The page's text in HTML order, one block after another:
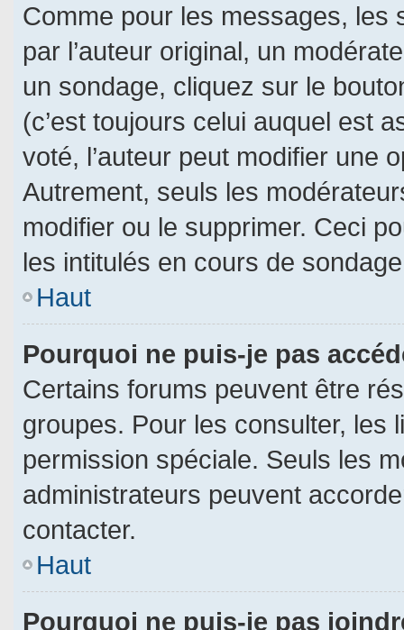
Comme pour les messages, les
par l’auteur original, un
un sondage, cliquez sur le
(c’est toujours celui auquel est
voté, l’auteur peut modifier une
Autrement, seuls les
modifier ou le supprimer. Ceci
les intitulés en cours de
Haut
Pourquoi ne puis-je pas
Certains forums peuvent être
groupes. Pour les consulter, les
permission spéciale. Seuls les
administrateurs peuvent
contacter.
Haut
Pourquoi ne puis-je pas